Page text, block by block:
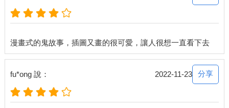
漫畫式的鬼故事，插圖又畫的很可愛，讓人很想一直看下去
fu*ong 說： 2022-11-23 分享